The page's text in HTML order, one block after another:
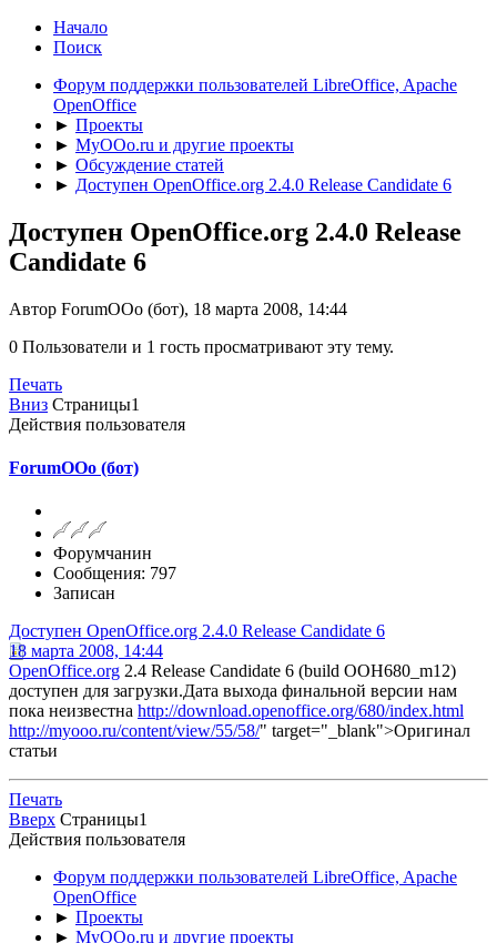
Начало
Поиск
Форум поддержки пользователей LibreOffice, Apache
OpenOffice
► Проекты
► MyOOo.ru и другие проекты
► Обсуждение статей
► Доступен OpenOffice.org 2.4.0 Release Candidate 6
Доступен OpenOffice.org 2.4.0 Release
Candidate 6
Автор ForumOOo (бот), 18 марта 2008, 14:44
0 Пользователи и 1 гость просматривают эту тему.
Печать
Вниз Страницы1
Действия пользователя
ForumOOo (бот)
Форумчанин
Сообщения: 797
Записан
Доступен OpenOffice.org 2.4.0 Release Candidate 6
18 марта 2008, 14:44
OpenOffice.org 2.4 Release Candidate 6 (build OOH680_m12)
доступен для загрузки.Дата выхода финальной версии нам
пока неизвестна http://download.openoffice.org/680/index.html
http://myooo.ru/content/view/55/58/" target="_blank">Оригинал
статьи
Печать
Вверх Страницы1
Действия пользователя
Форум поддержки пользователей LibreOffice, Apache
OpenOffice
► Проекты
► MyOOo.ru и другие проекты